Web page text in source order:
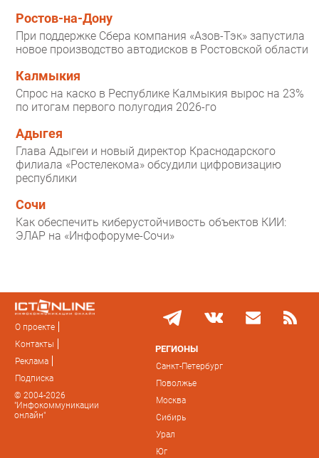
Ростов-на-Дону
При поддержке Сбера компания «Азов-Тэк» запустила
новое производство автодисков в Ростовской области
Калмыкия
Спрос на каско в Республике Калмыкия вырос на 23%
по итогам первого полугодия 2026-го
Адыгея
Глава Адыгеи и новый директор Краснодарского
филиала «Ростелекома» обсудили цифровизацию
республики
Сочи
Как обеспечить киберустойчивость объектов КИИ:
ЭЛАР на «Инфофоруме-Сочи»
О проекте
Контакты
Реклама
Подписка
© 2004-2026
"Инфокоммуникации
онлайн"
РЕГИОНЫ
Санкт-Петербург
Поволжье
Москва
Сибирь
Урал
Юг